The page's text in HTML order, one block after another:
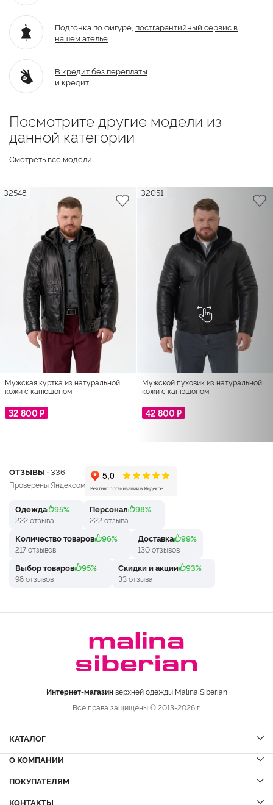
Подгонка по фигуре, постгарантийный сервис в
нашем ателье
В кредит без переплаты
и кредит
Посмотрите другие модели из
данной категории
Смотреть все модели
32548
Мужская куртка из натуральной
кожи с капюшоном
32 800 ₽
32051
Мужской пуховик из натуральной
кожи с капюшоном
42 800 ₽
ОТЗЫВЫ · 336
Проверены Яндексом
Одежда 95%
222 отзыва
Персонал 98%
222 отзыва
Количество товаров 96%
217 отзывов
Доставка 99%
130 отзывов
Выбор товаров 95%
98 отзывов
Скидки и акции 93%
33 отзыва
Интернет-магазинверхней одежды Malina Siberian
Все права защищены © 2013-2026 г.
КАТАЛОГ
Шубы
Шубы из норки
Дубленки
О КОМПАНИИ
Вопрос-ответ
Сервисный центр
ПОКУПАТЕЛЯМ
КОНТАКТЫ